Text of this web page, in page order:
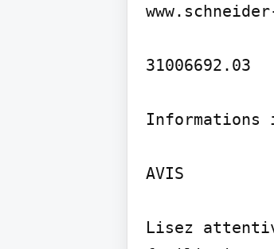
31006692.03
Informations
AVIS
Lisez